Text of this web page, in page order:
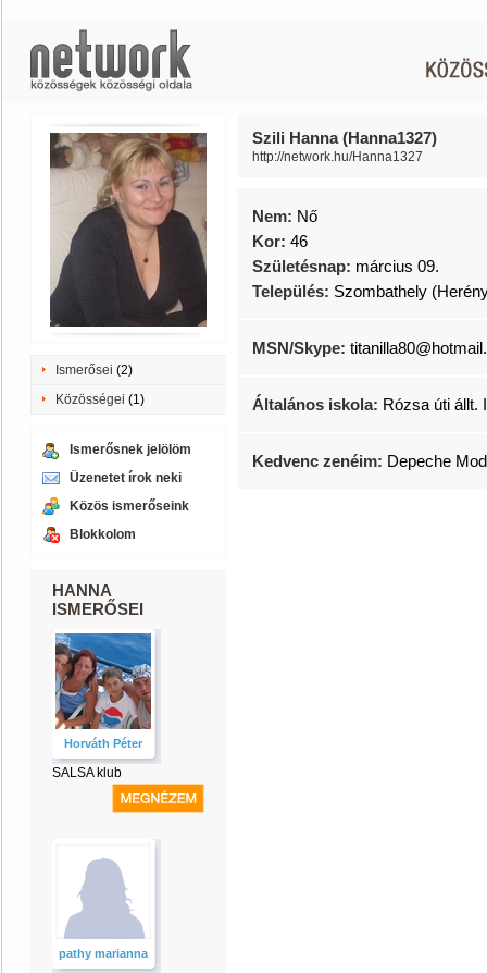
Ismerősei (2)
Közösségei (1)
Ismerősnek jelölöm
Üzenetet írok neki
Közös ismerőseink
Blokkolom
HANNA
ISMERŐSEI
Horváth Péter
SALSA klub
pathy marianna
Szili Hanna (Hanna1327)
http://network.hu/Hanna1327
Nem: Nő
Kor: 46
Születésnap: március 09.
Település: Szombathely
MSN/Skype:
Általános iskola: Rózsa úti állt.
Kedvenc zenéim: Depeche